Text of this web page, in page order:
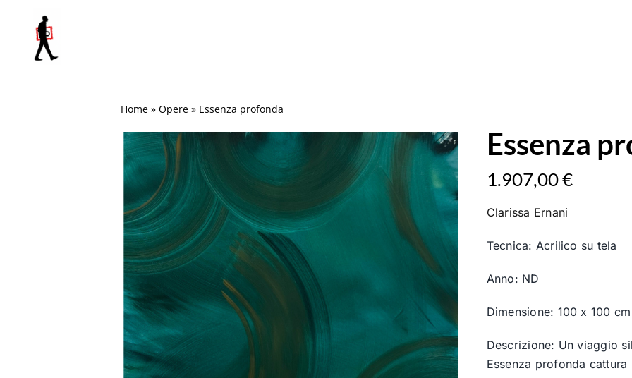
contenuto
Home »Opere » Essenza profonda
Essenza
1.907,00€
Clarissa Ernani
Tecnica: Acrilico su tela
Anno: ND
Dimensione: 100 x 100 cm
Descrizione: Un viaggio
Essenza profonda